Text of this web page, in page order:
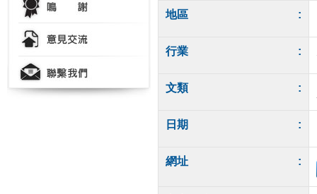
地區 :
行業 :
文類 :
日期 :
網址 :